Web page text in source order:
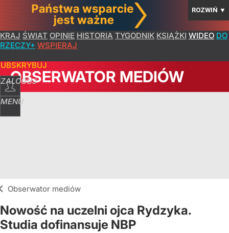
ROZWIŃ ▼
KRAJ ŚWIAT OPINIE HISTORIA TYGODNIK KSIĄŻKI WIDEO DO
RZECZY+ WSPIERAJ
ZALOGUJ
MENU
OBSERWATOR MEDIÓW
Obserwator mediów
Nowość na uczelni ojca Rydzyka.
Studia dofinansuje NBP